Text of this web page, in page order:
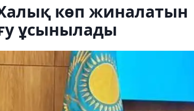
көп жиналатын
ұсынылады